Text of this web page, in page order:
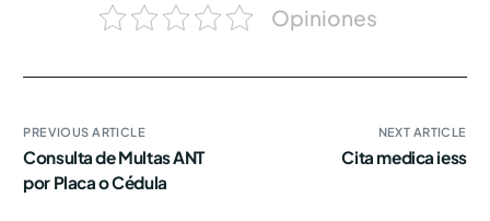
Opiniones
PREVIOUS ARTICLE
Consulta de Multas ANT
por Placa o Cédula
NEXT ARTICLE
Cita medica iess